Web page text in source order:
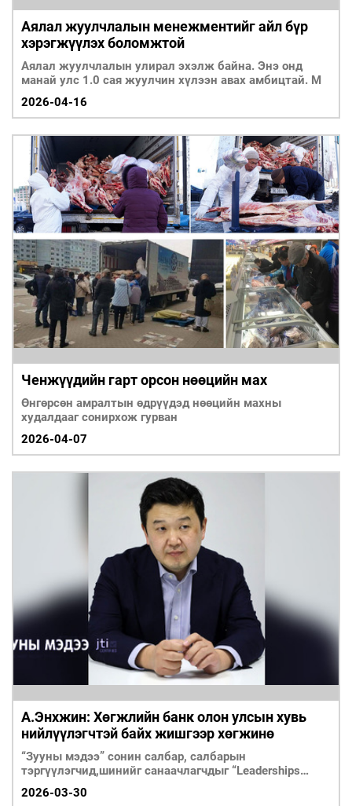
Аялал жуулчлалын менежментийг айл бүр
хэрэгжүүлэх боломжтой
Аялал жуулчлалын улирал эхэлж байна. Энэ онд
манай улс 1.0 сая жуулчин хүлээн авах амбицтай. М
2026-04-16
Ченжүүдийн гарт орсон нөөцийн мах
Өнгөрсөн амралтын өдрүүдэд нөөцийн махны
худалдааг сонирхож гурван
2026-04-07
А.Энхжин: Хөгжлийн банк олон улсын хувь
нийлүүлэгчтэй байх жишгээр хөгжинө
“Зууны мэдээ” сонин салбар, салбарын
тэргүүлэгчид,шинийг санаачлагчдыг “Leaderships
forum” буландаа урьж тэдний сонирхолтой шийдэл
2026-03-30